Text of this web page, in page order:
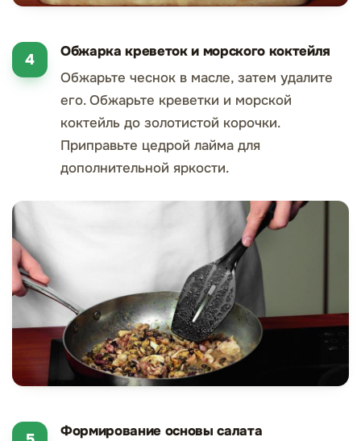
Обжарка креветок и морского коктейля
Обжарьте чеснок в масле, затем удалите
его. Обжарьте креветки и морской
коктейль до золотистой корочки.
Приправьте цедрой лайма для
дополнительной яркости.
Формирование основы салата